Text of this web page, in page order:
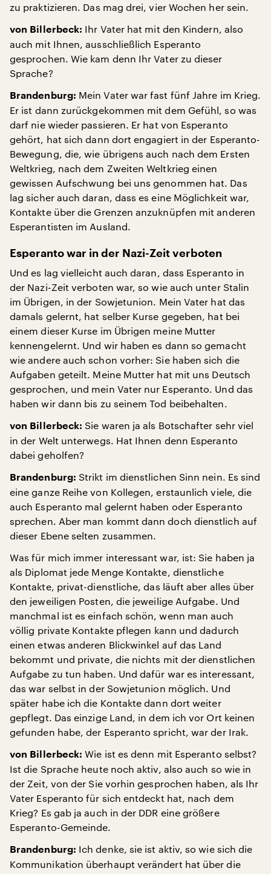
zu praktizieren. Das mag drei, vier Wochen her sein.
von Billerbeck: Ihr Vater hat mit den Kindern, also
auch mit Ihnen, ausschließlich Esperanto
gesprochen. Wie kam denn Ihr Vater zu dieser
Sprache?
Brandenburg: Mein Vater war fast fünf Jahre im Krieg.
Er ist dann zurückgekommen mit dem Gefühl, so was
darf nie wieder passieren. Er hat von Esperanto
gehört, hat sich dann dort engagiert in der Esperanto-
Bewegung, die, wie übrigens auch nach dem Ersten
Weltkrieg, nach dem Zweiten Weltkrieg einen
gewissen Aufschwung bei uns genommen hat. Das
lag sicher auch daran, dass es eine Möglichkeit war,
Kontakte über die Grenzen anzuknüpfen mit anderen
Esperantisten im Ausland.
Esperanto war in der Nazi-Zeit verboten
Und es lag vielleicht auch daran, dass Esperanto in
der Nazi-Zeit verboten war, so wie auch unter Stalin
im Übrigen, in der Sowjetunion. Mein Vater hat das
damals gelernt, hat selber Kurse gegeben, hat bei
einem dieser Kurse im Übrigen meine Mutter
kennengelernt. Und wir haben es dann so gemacht
wie andere auch schon vorher: Sie haben sich die
Aufgaben geteilt. Meine Mutter hat mit uns Deutsch
gesprochen, und mein Vater nur Esperanto. Und das
haben wir dann bis zu seinem Tod beibehalten.
von Billerbeck: Sie waren ja als Botschafter sehr viel
in der Welt unterwegs. Hat Ihnen denn Esperanto
dabei geholfen?
Brandenburg: Strikt im dienstlichen Sinn nein. Es sind
eine ganze Reihe von Kollegen, erstaunlich viele, die
auch Esperanto mal gelernt haben oder Esperanto
sprechen. Aber man kommt dann doch dienstlich auf
dieser Ebene selten zusammen.
Was für mich immer interessant war, ist: Sie haben ja
als Diplomat jede Menge Kontakte, dienstliche
Kontakte, privat-dienstliche, das läuft aber alles über
den jeweiligen Posten, die jeweilige Aufgabe. Und
manchmal ist es einfach schön, wenn man auch
völlig private Kontakte pflegen kann und dadurch
einen etwas anderen Blickwinkel auf das Land
bekommt und private, die nichts mit der dienstlichen
Aufgabe zu tun haben. Und dafür war es interessant,
das war selbst in der Sowjetunion möglich. Und
später habe ich die Kontakte dann dort weiter
gepflegt. Das einzige Land, in dem ich vor Ort keinen
gefunden habe, der Esperanto spricht, war der Irak.
von Billerbeck: Wie ist es denn mit Esperanto selbst?
Ist die Sprache heute noch aktiv, also auch so wie in
der Zeit, von der Sie vorhin gesprochen haben, als Ihr
Vater Esperanto für sich entdeckt hat, nach dem
Krieg? Es gab ja auch in der DDR eine größere
Esperanto-Gemeinde.
Brandenburg: Ich denke, sie ist aktiv, so wie sich die
Kommunikation überhaupt verändert hat über die